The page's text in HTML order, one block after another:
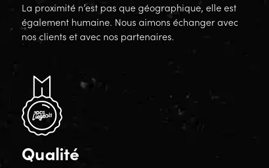
La proximité n’est pas que géographique, elle est
également humaine. Nous aimons échanger avec
nos clients et avec nos partenaires.
Qualité